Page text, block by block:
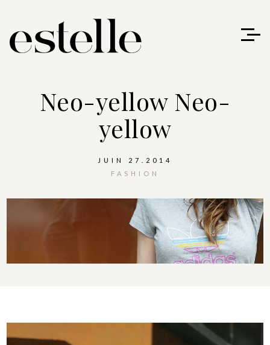
Neo-yellow Neo-
yellow
JUIN 27.2014
FASHION